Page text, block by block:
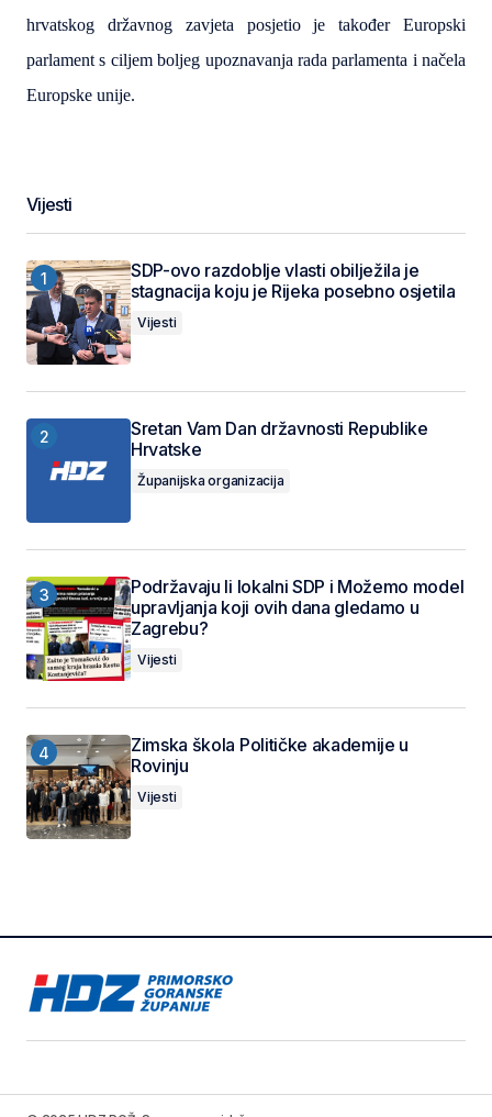
hrvatskog državnog zavjeta posjetio je također Europski
parlament s ciljem boljeg upoznavanja rada parlamenta i načela
Europske unije.
Vijesti
SDP-ovo razdoblje vlasti obilježila je
stagnacija koju je Rijeka posebno osjetila
Vijesti
Sretan Vam Dan državnosti Republike
Hrvatske
Županijska organizacija
Podržavaju li lokalni SDP i Možemo model
upravljanja koji ovih dana gledamo u
Zagrebu?
Vijesti
Zimska škola Političke akademije u
Rovinju
Vijesti